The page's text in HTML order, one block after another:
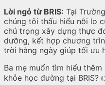
Lời ngỏ từ BRIS: Tại
chúng tôi thấu hiểu nỗi lo
chú trọng xây dựng thực
dưỡng, kết hợp chương
trời hàng ngày giúp tối ưu
Ba mẹ muốn tìm hiểu
khỏe học đường tại BRIS?